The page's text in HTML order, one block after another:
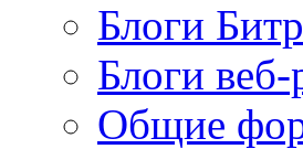
Блоги
Блоги веб-
Общие